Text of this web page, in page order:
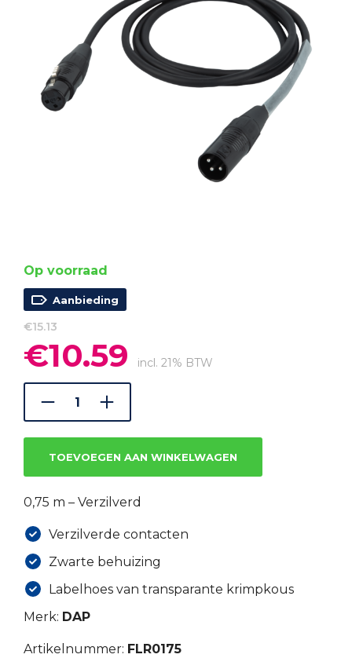
Op voorraad
Aanbieding
€15.13
Oorspronkelijke
prijs
was:
€15.13.
€10.59 prijs
is:
incl. 21% BTW
TOEVOEGEN AAN WINKELWAGEN
0,75 m – Verzilverd
Verzilverde contacten
Zwarte behuizing
Labelhoes van transparante krimpkous
Merk: DAP
Artikelnummer: FLR0175